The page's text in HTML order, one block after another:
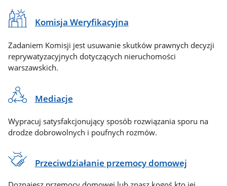
Komisja Weryfikacyjna
Zadaniem Komisji jest usuwanie skutków prawnych decyzji
reprywatyzacyjnych dotyczących nieruchomości
warszawskich.
Mediacje
Wypracuj satysfakcjonujący sposób rozwiązania sporu na
drodze dobrowolnych i poufnych rozmów.
Przeciwdziałanie przemocy domowej